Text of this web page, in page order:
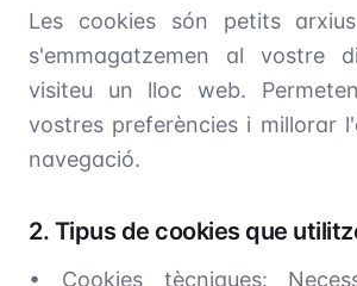
Les cookies són petits
s'emmagatzemen al vostre
visiteu un lloc web.
vostres preferències i millorar
navegació.
2. Tipus de cookies que
• Cookies tècniques: